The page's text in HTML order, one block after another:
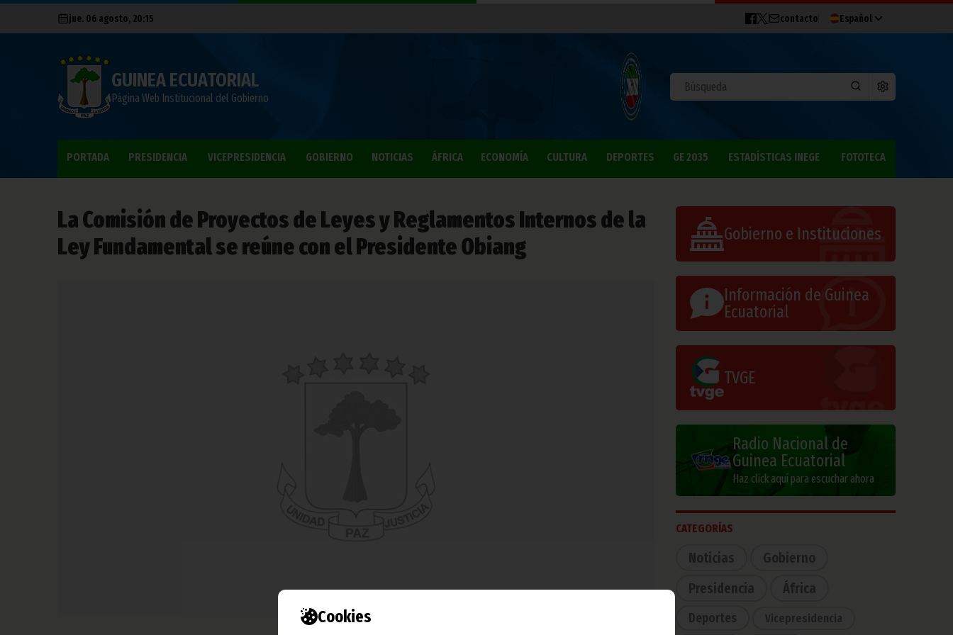
Cookies
jue. 06 agosto, 20:15 contacto Español
GUINEA ECUATORIAL
Página Web Institucional del Gobierno
PORTADA PRESIDENCIA VICEPRESIDENCIA GOBIERNO NOTICIAS ÁFRICA ECONOMÍA CULTURA DEPORTES GE 2035 ESTADÍSTICAS INEGE FOTOTECA
La Comisión de Proyectos de Leyes y Reglamentos Internos de la
Ley Fundamental se reúne con el Presidente Obiang
Gobierno e Instituciones
Información de Guinea
Ecuatorial
TVGE
Radio Nacional de
Guinea Ecuatorial
Haz click aquí para escuchar ahora
CATEGORÍAS
Noticias
Gobierno
Presidencia
África
Deportes Vicepresidencia